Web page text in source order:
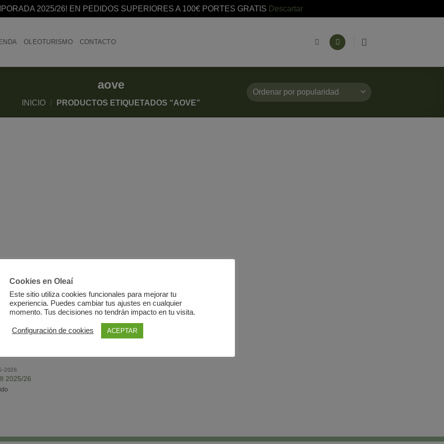
2025/26! EN PEDIDOS SUPERIORES A 100€ PORTES GRATIS Descartar
OLEOTURISMO CONTACTO
aove
INICIO / PRODUCTOS ETIQUETADOS “AOVE”
2026
2025/26
Cookies en Oleaí
Este sitio utiliza cookies funcionales para mejorar tu
experiencia. Puedes cambiar tus ajustes en cualquier
momento. Tus decisiones no tendrán impacto en tu visita.
Configuración de cookies ACEPTAR